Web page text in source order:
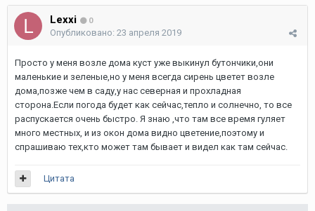
Lexxi 0
Опубликовано: 23 апреля 2019
Просто у меня возле дома куст уже выкинул бутончики,они
маленькие и зеленые,но у меня всегда сирень цветет возле
дома,позже чем в саду,у нас северная и прохладная
сторона.Если погода будет как сейчас,тепло и солнечно, то все
распускается очень быстро. Я знаю ,что там все время гуляет
много местных, и из окон дома видно цветение,поэтому и
спрашиваю тех,кто может там бывает и видел как там сейчас.
Цитата